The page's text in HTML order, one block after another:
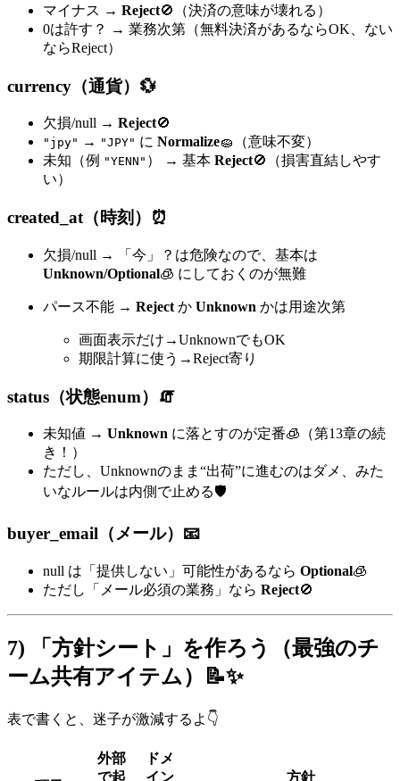
マイナス → Reject🚫（決済の意味が壊れる）
0は許す？ → 業務次第（無料決済があるならOK、ない
ならReject）
currency（通貨）💱
欠損/null → Reject🚫
"jpy" → "JPY" に Normalize🧽（意味不変）
未知（例 "YENN" ） → 基本 Reject🚫（損害直結しやす
い）
created_at（時刻）⏰
欠損/null → 「今」？は危険なので、基本は
Unknown/Optional🧊 にしておくのが無難
パース不能 → Reject か Unknown かは用途次第
画面表示だけ→UnknownでもOK
期限計算に使う→Reject寄り
status（状態enum）🧯
未知値 → Unknown に落とすのが定番🧊（第13章の続
き！）
ただし、Unknownのまま“出荷”に進むのはダメ、みた
いなルールは内側で止める🛡️
buyer_email（メール）📧
null は「提供しない」可能性があるなら Optional🧊
ただし「メール必須の業務」なら Reject🚫
7) 「方針シート」を作ろう（最強のチ
ーム共有アイテム）📝✨
表で書くと、迷子が激減するよ👇
外部
で起
ドメ
イン
方針